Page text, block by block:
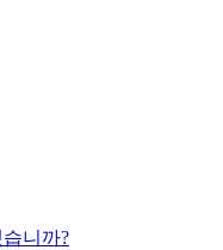
니까?